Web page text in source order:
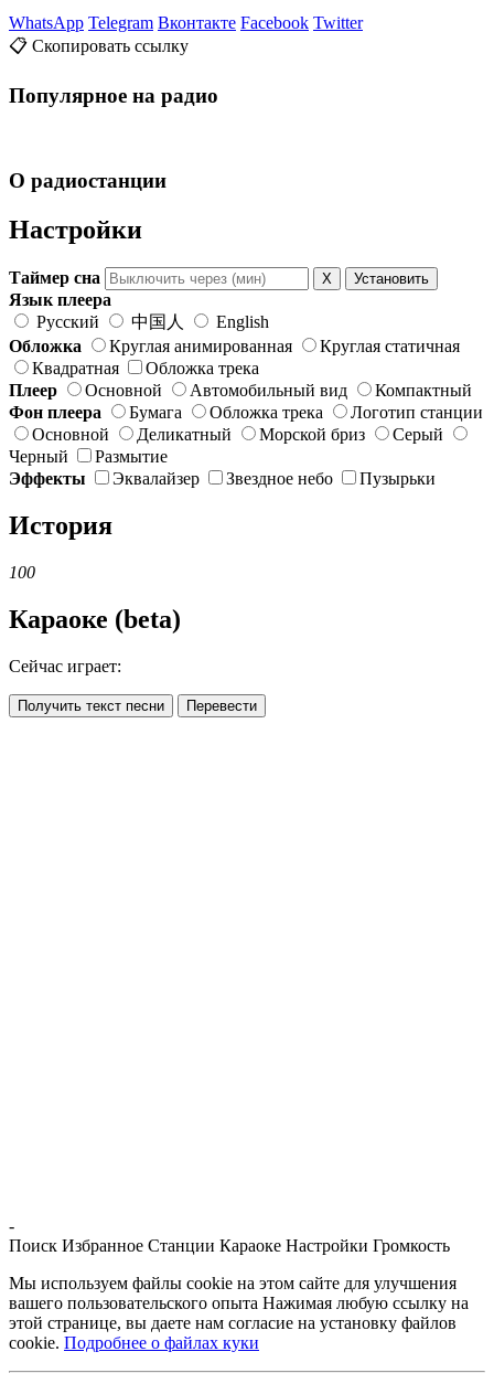
WhatsApp Telegram Вконтакте Facebook Twitter
📋 Скопировать ссылку
Популярное на радио
О радиостанции
Настройки
Таймер сна X Установить
Язык плеера
Русский
中国人
English
Обложка
Круглая анимированная
Круглая статичная
Квадратная
Обложка трека
Плеер
Основной Автомобильный вид
Компактный
Фон плеера
Бумага Обложка трека
Логотип станции
Основной
Деликатный Морской бриз
Серый
Черный
Размытие
Эффекты
Эквалайзер Звездное небо Пузырьки
История
100
Караоке (beta)
Сейчас играет:
Получить текст песни Перевести
-
Поиск Избранное Станции Караоке Настройки Громкость
Мы используем файлы cookie на этом сайте для улучшения
вашего пользовательского опыта Нажимая любую ссылку на
этой странице, вы даете нам согласие на установку файлов
cookie. Подробнее о файлах куки